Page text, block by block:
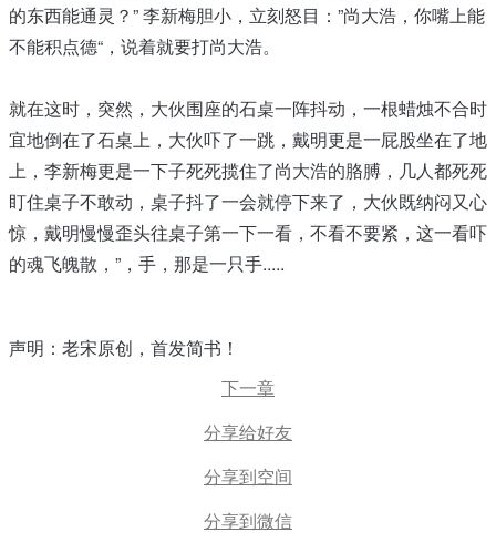
的东西能通灵？” 李新梅胆小，立刻怒目：”尚大浩，你嘴上能
不能积点德“，说着就要打尚大浩。
就在这时，突然，大伙围座的石桌一阵抖动，一根蜡烛不合时
宜地倒在了石桌上，大伙吓了一跳，戴明更是一屁股坐在了地
上，李新梅更是一下子死死揽住了尚大浩的胳膊，几人都死死
盯住桌子不敢动，桌子抖了一会就停下来了，大伙既纳闷又心
惊，戴明慢慢歪头往桌子第一下一看，不看不要紧，这一看吓
的魂飞魄散，”，手，那是一只手.....
声明：老宋原创，首发简书！
下一章
分享给好友
分享到空间
分享到微信